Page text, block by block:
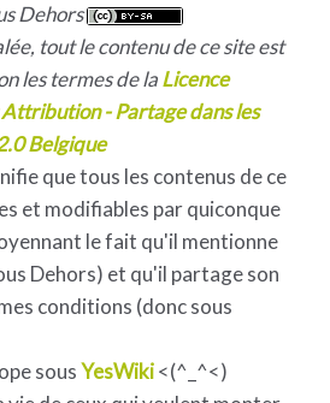
Dehors
tout le contenu de ce site est
les termes de laLicence
- Partage dans les
Belgique
que tous les contenus de ce
et modifiables par quiconque
le fait qu'il mentionne
Dehors) et qu'il partage son
conditions (donc sous
sousYesWiki<(^_^<)